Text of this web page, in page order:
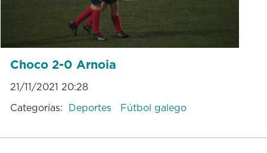
Choco 2-0 Arnoia
21/11/2021 20:28
Categorías: Deportes Fútbol galego